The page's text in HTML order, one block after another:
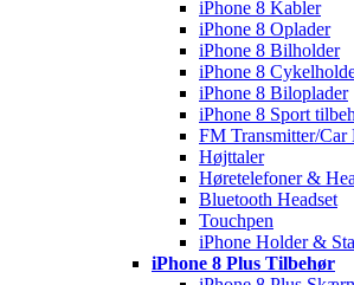
iPhone 8 Kabler
iPhone 8 Oplader
iPhone 8 Bilholder
iPhone 8
iPhone 8 Biloplader
iPhone 8 Sport
FM Transmitter/Car
Højttaler
Høretelefoner &
Bluetooth Headset
Touchpen
iPhone Holder &
iPhone 8 Plus Tilbehør